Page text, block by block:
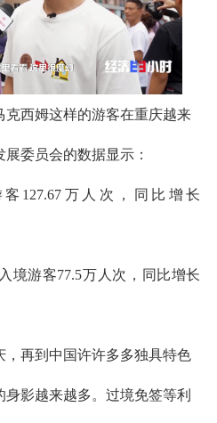
西姆这样的游客在重庆越来
委员会的数据显示：
127.67万人次，同比增长
境游客77.5万人次，同比增长
，再到中国许许多多独具特色
影越来越多。过境免签等利